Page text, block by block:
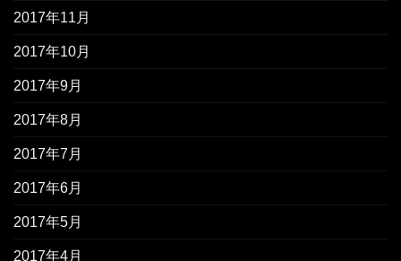
2017年11月
2017年10月
2017年9月
2017年8月
2017年7月
2017年6月
2017年5月
2017年4月